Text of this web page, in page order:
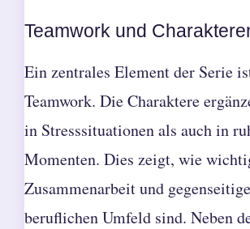
Teamwork und
Ein zentrales Element der Serie
Teamwork. Die Charaktere
in Stresssituationen als auch in
Momenten. Dies zeigt, wie
Zusammenarbeit und
beruflichen Umfeld sind. Neben